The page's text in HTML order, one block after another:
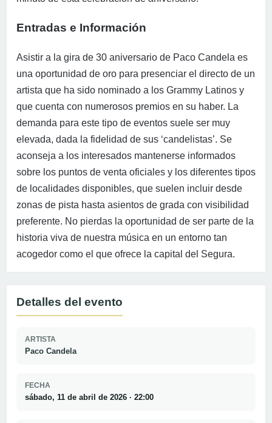
Entradas e Información
Asistir a la gira de 30 aniversario de Paco Candela es
una oportunidad de oro para presenciar el directo de un
artista que ha sido nominado a los Grammy Latinos y
que cuenta con numerosos premios en su haber. La
demanda para este tipo de eventos suele ser muy
elevada, dada la fidelidad de sus ‘candelistas’. Se
aconseja a los interesados mantenerse informados
sobre los puntos de venta oficiales y los diferentes tipos
de localidades disponibles, que suelen incluir desde
zonas de pista hasta asientos de grada con visibilidad
preferente. No pierdas la oportunidad de ser parte de la
historia viva de nuestra música en un entorno tan
acogedor como el que ofrece la capital del Segura.
Detalles del evento
ARTISTA
Paco Candela
FECHA
sábado, 11 de abril de 2026 · 22:00